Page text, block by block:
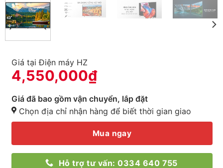
Giá tại Điện máy HZ
4,550,000₫
Giá đã bao gồm vận chuyển, lắp đặt
Chọn địa chỉ nhận hàng để biết thời gian giao
Mua ngay
Hỗ trợ tư vấn: 0334 640 755